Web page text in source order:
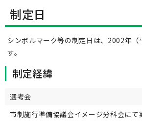
制定日
シンボルマーク等の制定日は、2002年（
す。
制定経緯
選考会
市制施行準備協議会イメージ分科会にて